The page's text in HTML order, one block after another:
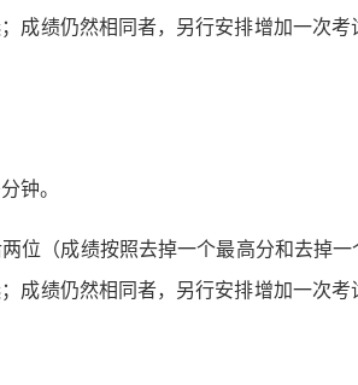
绩仍然相同者，另行安排增加一次
钟。
位（成绩按照去掉一个最高分和去掉
绩仍然相同者，另行安排增加一次